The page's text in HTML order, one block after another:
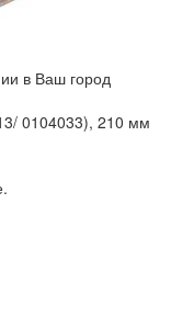
в Ваш город
0104033), 210 мм